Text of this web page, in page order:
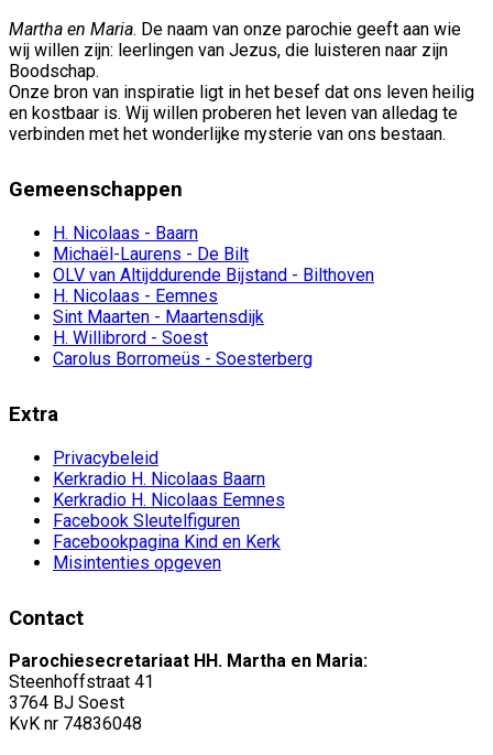
Martha en Maria. De naam van onze parochie geeft aan wie
wij willen zijn: leerlingen van Jezus, die luisteren naar zijn
Boodschap.
Onze bron van inspiratie ligt in het besef dat ons leven heilig
en kostbaar is. Wij willen proberen het leven van alledag te
verbinden met het wonderlijke mysterie van ons bestaan.
Gemeenschappen
H. Nicolaas - Baarn
Michaël-Laurens - De Bilt
OLV van Altijddurende Bijstand - Bilthoven
H. Nicolaas - Eemnes
Sint Maarten - Maartensdijk
H. Willibrord - Soest
Carolus Borromeüs - Soesterberg
Extra
Privacybeleid
Kerkradio H. Nicolaas Baarn
Kerkradio H. Nicolaas Eemnes
Facebook Sleutelfiguren
Facebookpagina Kind en Kerk
Misintenties opgeven
Contact
Parochiesecretariaat HH. Martha en Maria:
Steenhoffstraat 41
3764 BJ Soest
KvK nr 74836048